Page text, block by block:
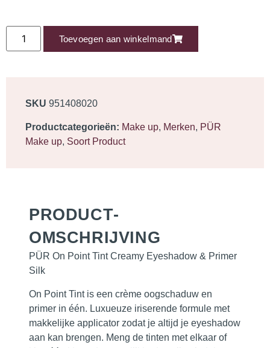
Toevoegen aan winkelmand
SKU 951408020
Productcategorieën: Make up, Merken, PÜR
Make up, Soort Product
PRODUCT­
OMSCHRIJVING
PÜR On Point Tint Creamy Eyeshadow & Primer
Silk
On Point Tint is een crème oogschaduw en
primer in één. Luxueuze iriserende formule met
makkelijke applicator zodat je altijd je eyeshadow
aan kan brengen. Meng de tinten met elkaar of